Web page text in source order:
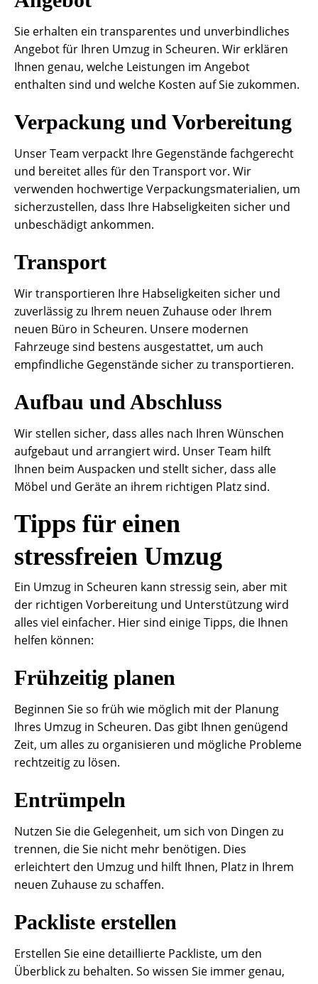
Sie erhalten ein transparentes und unverbindliches
Angebot für Ihren Umzug in Scheuren. Wir erklären
Ihnen genau, welche Leistungen im Angebot
enthalten sind und welche Kosten auf Sie zukommen.
Verpackung und Vorbereitung
Unser Team verpackt Ihre Gegenstände fachgerecht
und bereitet alles für den Transport vor. Wir
verwenden hochwertige Verpackungsmaterialien, um
sicherzustellen, dass Ihre Habseligkeiten sicher und
unbeschädigt ankommen.
Transport
Wir transportieren Ihre Habseligkeiten sicher und
zuverlässig zu Ihrem neuen Zuhause oder Ihrem
neuen Büro in Scheuren. Unsere modernen
Fahrzeuge sind bestens ausgestattet, um auch
empfindliche Gegenstände sicher zu transportieren.
Aufbau und Abschluss
Wir stellen sicher, dass alles nach Ihren Wünschen
aufgebaut und arrangiert wird. Unser Team hilft
Ihnen beim Auspacken und stellt sicher, dass alle
Möbel und Geräte an ihrem richtigen Platz sind.
Tipps für einen
stressfreien Umzug
Ein Umzug in Scheuren kann stressig sein, aber mit
der richtigen Vorbereitung und Unterstützung wird
alles viel einfacher. Hier sind einige Tipps, die Ihnen
helfen können:
Frühzeitig planen
Beginnen Sie so früh wie möglich mit der Planung
Ihres Umzug in Scheuren. Das gibt Ihnen genügend
Zeit, um alles zu organisieren und mögliche Probleme
rechtzeitig zu lösen.
Entrümpeln
Nutzen Sie die Gelegenheit, um sich von Dingen zu
trennen, die Sie nicht mehr benötigen. Dies
erleichtert den Umzug und hilft Ihnen, Platz in Ihrem
neuen Zuhause zu schaffen.
Packliste erstellen
Erstellen Sie eine detaillierte Packliste, um den
Überblick zu behalten. So wissen Sie immer genau,